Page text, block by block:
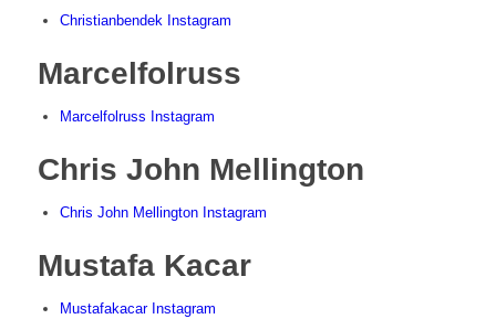
Christianbendek Instagram
Marcelfolruss
Marcelfolruss Instagram
Chris John Mellington
Chris John Mellington Instagram
Mustafa Kacar
Mustafakacar Instagram